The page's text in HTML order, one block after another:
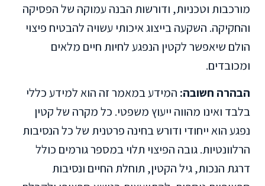
מורכבות וטכניות, ודורשות הבנה עמוקה של הפסיקה
והחקיקה. השקעה בייצוג איכותי עשויה להבטיח פיצוי
הולם שיאפשר לקטין הנפגע לחיות חיים מלאים
ומכובדים.
הבהרה חשובה: המידע במאמר זה הוא למידע כללי
בלבד ואינו מהווה ייעוץ משפטי. כל מקרה של קטין
נפגע הוא ייחודי ודורש בחינה פרטנית של כל הנסיבות
הרלוונטיות. גובה הפיצוי תלוי במספר גורמים כולל
דרגת הנכות, גיל הקטין, תוחלת החיים ונסיבות